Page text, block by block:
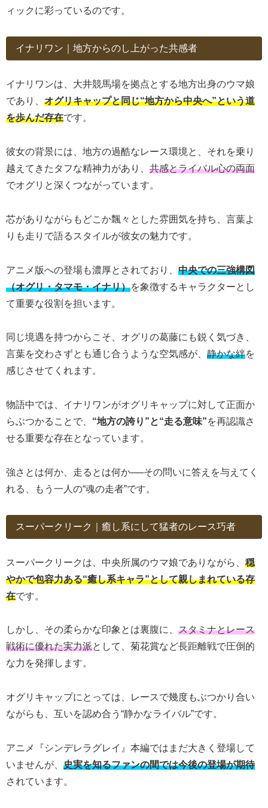
ィックに彩っているのです。
イナリワン｜地方からのし上がった共感者
イナリワンは、大井競馬場を拠点とする地方出身のウマ娘
であり、 オグリキャップと同じ“地方から中央へ”という道
を歩んだ存在です。
彼女の背景には、地方の過酷なレース環境と、それを乗り
越えてきたタフな精神力があり、 共感とライバル心の両面
でオグリと深くつながっています。
芯がありながらもどこか飄々とした雰囲気を持ち、言葉よ
りも走りで語るスタイルが彼女の魅力です。
アニメ版への登場も濃厚とされており、 中央での三強構図
（オグリ・タマモ・イナリ）を象徴するキャラクターとし
て重要な役割を担います。
同じ境遇を持つからこそ、オグリの葛藤にも鋭く気づき、
言葉を交わさずとも通じ合うような空気感が、 静かな絆を
感じさせてくれます。
物語中では、イナリワンがオグリキャップに対して正面か
らぶつかることで、 “地方の誇り”と“走る意味”を再認識さ
せる重要な存在となっています。
強さとは何か、走るとは何か──その問いに答えを与えてく
れる、もう一人の“魂の走者”です。
スーパークリーク｜癒し系にして猛者のレース巧者
スーパークリークは、中央所属のウマ娘でありながら、 穏
やかで包容力ある“癒し系キャラ”として親しまれている存
在です。
しかし、その柔らかな印象とは裏腹に、 スタミナとレース
戦術に優れた実力派として、菊花賞など長距離戦で圧倒的
な力を発揮します。
オグリキャップにとっては、レースで幾度もぶつかり合い
ながらも、互いを認め合う“静かなライバル”です。
アニメ『シンデレラグレイ』本編ではまだ大きく登場して
いませんが、 史実を知るファンの間では今後の登場が期待
されています。